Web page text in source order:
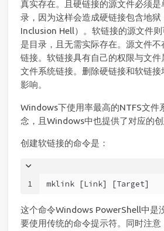
真实存在。且硬链接的源文件必须是
录，因为这样会造成硬链接包含地
Inclusion Hell）。软链接的源文件
是目录，且无需实际存在。源文件
链接。软链接具有自己的权限与文
文件系统链接。删除硬链接和软链
影响。
Windows下使用率最高的NTFS文件
念，且Windows中也提供了对应的创
创建软链接的命令是：
1 mklink [Link] [Target]
这个命令Windows PowerShell中是
要使用传统的命令提示符。同时注